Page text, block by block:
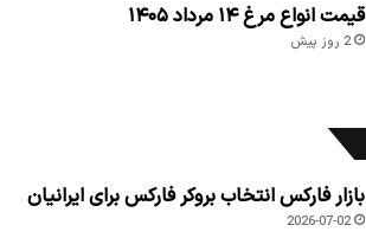
قیمت انواع مرغ ۱۴ مرداد ۱۴۰۵
2 روز پیش
بازار فارکس انتخاب بروکر فارکس برای ایرانیان
2026-07-02